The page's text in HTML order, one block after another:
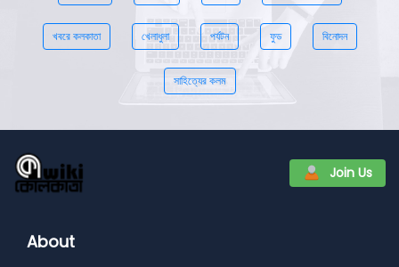
খবরে কলকাতা খেলাধুলা পর্যটন ফুড বিনোদন
সাহিত্যের কলম
Join Us
About